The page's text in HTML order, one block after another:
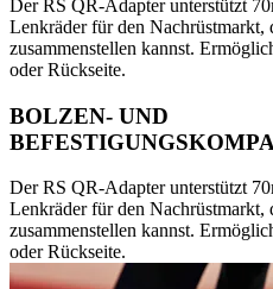
Der RS QR-Adapter unterstützt
Lenkräder für den Nachrüstmarkt,
zusammenstellen kannst.
oder Rückseite.
BOLZEN- UND
Der RS QR-Adapter unterstützt
Lenkräder für den Nachrüstmarkt,
zusammenstellen kannst.
oder Rückseite.